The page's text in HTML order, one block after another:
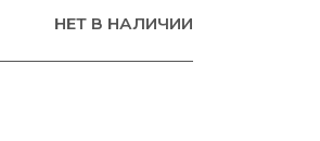
НЕТ В НАЛИЧИИ